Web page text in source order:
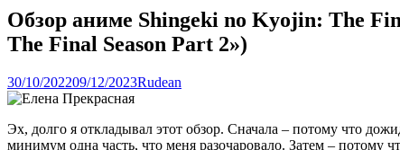
Обзор аниме Shingeki no Kyojin: The
The Final Season Part 2»)
30/10/202209/12/2023Rudean
Эх, долго я откладывал этот обзор. Сначала – потому что
минимум одна часть, что меня разочаровало. Затем – потому